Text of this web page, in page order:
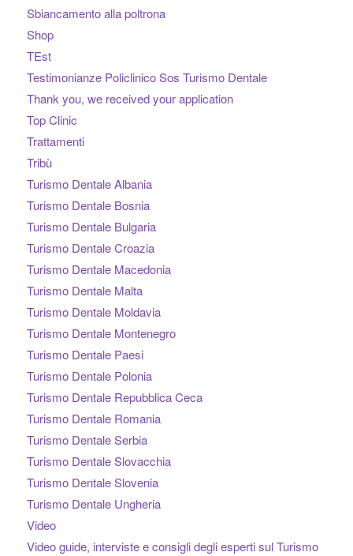
Sbiancamento alla poltrona
Shop
TEst
Testimonianze Policlinico Sos Turismo Dentale
Thank you, we received your application
Top Clinic
Trattamenti
Tribù
Turismo Dentale Albania
Turismo Dentale Bosnia
Turismo Dentale Bulgaria
Turismo Dentale Croazia
Turismo Dentale Macedonia
Turismo Dentale Malta
Turismo Dentale Moldavia
Turismo Dentale Montenegro
Turismo Dentale Paesi
Turismo Dentale Polonia
Turismo Dentale Repubblica Ceca
Turismo Dentale Romania
Turismo Dentale Serbia
Turismo Dentale Slovacchia
Turismo Dentale Slovenia
Turismo Dentale Ungheria
Video
Video guide, interviste e consigli degli esperti sul Turismo